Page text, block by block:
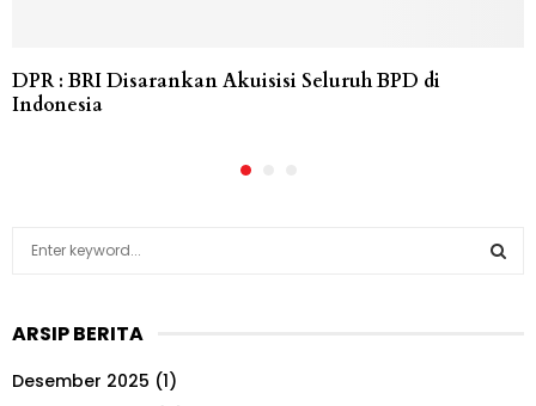
DPR : BRI Disarankan Akuisisi Seluruh BPD di
Indonesia
c
f
ARSIP BERITA
Desember 2025 (1)